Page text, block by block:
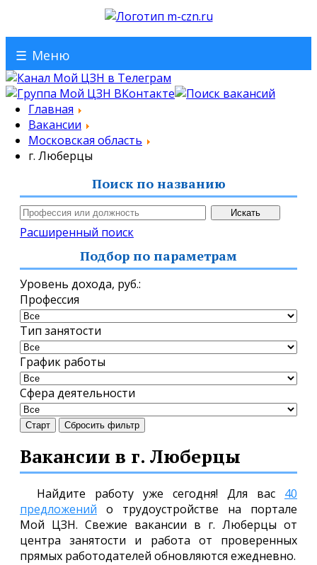
☰ Меню
Главная
Вакансии
Московская область
г. Люберцы
Поиск по названию
Расширенный поиск
Подбор по параметрам
Уровень дохода, руб.:
Профессия
Тип занятости
График работы
Сфера деятельности
Старт Сбросить фильтр
Вакансии в г. Люберцы
Найдите работу уже сегодня! Для вас 40
предложений о трудоустройстве на портале
Мой ЦЗН. Свежие вакансии в г. Люберцы от
центра занятости и работа от проверенных
прямых работодателей обновляются ежедневно.